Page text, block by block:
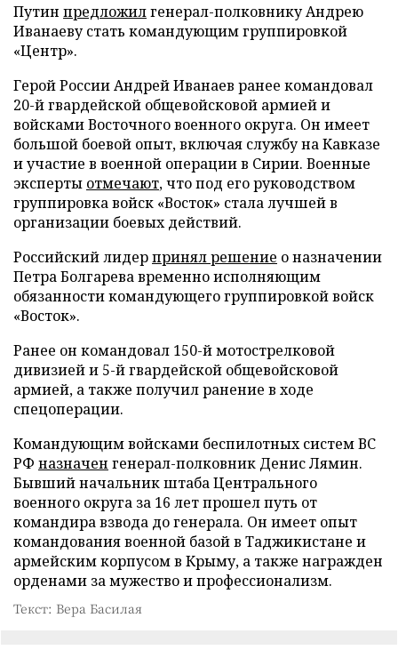
Путин предложилгенерал-полковнику Андрею
Иванаеву стать командующим группировкой
«Центр».
Герой России Андрей Иванаев ранее командовал
20-й гвардейской общевойсковой армией и
войсками Восточного военного округа. Он имеет
большой боевой опыт, включая службу на Кавказе
и участие в военной операции в Сирии. Военные
эксперты отмечают, что под его руководством
группировка войск «Восток» стала лучшей в
организации боевых действий.
Российский лидерпринял решение о назначении
Петра Болгарева временно исполняющим
обязанности командующего группировкой войск
«Восток».
Ранее он командовал 150-й мотострелковой
дивизией и 5-й гвардейской общевойсковой
армией, а также получил ранение в ходе
спецоперации.
Командующим войсками беспилотных систем ВС
РФ назначен генерал-полковник Денис Лямин.
Бывший начальник штаба Центрального
военного округа за 16 лет прошел путь от
командира взвода до генерала. Он имеет опыт
командования военной базой в Таджикистане и
армейским корпусом в Крыму, а также награжден
орденами за мужество и профессионализм.
Текст: Вера Басилая